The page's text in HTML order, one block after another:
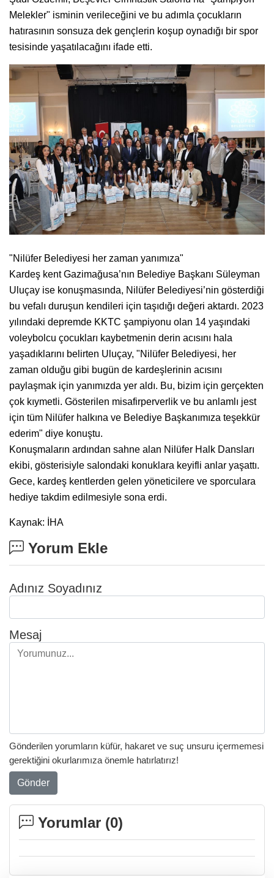
Melekler" isminin verileceğini ve bu adımla çocukların
hatırasının sonsuza dek gençlerin koşup oynadığı bir spor
tesisinde yaşatılacağını ifade etti.
"Nilüfer Belediyesi her zaman yanımıza"
Kardeş kent Gazimağusa’nın Belediye Başkanı Süleyman
Uluçay ise konuşmasında, Nilüfer Belediyesi’nin gösterdiği
bu vefalı duruşun kendileri için taşıdığı değeri aktardı. 2023
yılındaki depremde KKTC şampiyonu olan 14 yaşındaki
voleybolcu çocukları kaybetmenin derin acısını hala
yaşadıklarını belirten Uluçay, "Nilüfer Belediyesi, her
zaman olduğu gibi bugün de kardeşlerinin acısını
paylaşmak için yanımızda yer aldı. Bu, bizim için gerçekten
çok kıymetli. Gösterilen misafirperverlik ve bu anlamlı jest
için tüm Nilüfer halkına ve Belediye Başkanımıza teşekkür
ederim" diye konuştu.
Konuşmaların ardından sahne alan Nilüfer Halk Dansları
ekibi, gösterisiyle salondaki konuklara keyifli anlar yaşattı.
Gece, kardeş kentlerden gelen yöneticilere ve sporculara
hediye takdim edilmesiyle sona erdi.
Kaynak: İHA
Yorum Ekle
Adınız Soyadınız
Mesaj
Gönderilen yorumların küfür, hakaret ve suç unsuru içermemesi
gerektiğini okurlarımıza önemle hatırlatırız!
Gönder
Yorumlar (0)